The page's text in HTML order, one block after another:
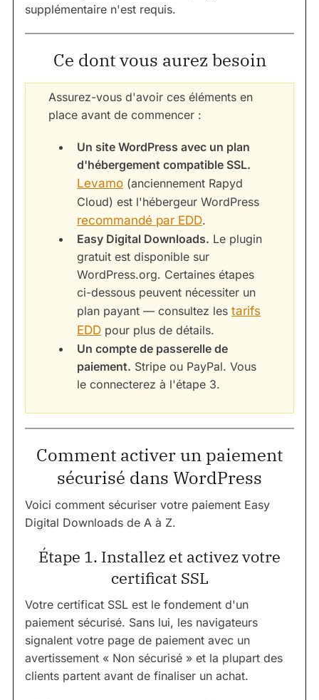
supplémentaire n'est requis.
Ce dont vous aurez besoin
Assurez-vous d'avoir ces éléments en
place avant de commencer :
Un site WordPress avec un plan
d'hébergement compatible SSL.
Levamo (anciennement Rapyd
Cloud) est l'hébergeur WordPress
recommandé par EDD.
Easy Digital Downloads. Le plugin
gratuit est disponible sur
WordPress.org. Certaines étapes
ci-dessous peuvent nécessiter un
plan payant — consultez les tarifs
EDD pour plus de détails.
Un compte de passerelle de
paiement. Stripe ou PayPal. Vous
le connecterez à l'étape 3.
Comment activer un paiement
sécurisé dans WordPress
Voici comment sécuriser votre paiement Easy
Digital Downloads de A à Z.
Étape 1. Installez et activez votre
certificat SSL
Votre certificat SSL est le fondement d'un
paiement sécurisé. Sans lui, les navigateurs
signalent votre page de paiement avec un
avertissement « Non sécurisé » et la plupart des
clients partent avant de finaliser un achat.